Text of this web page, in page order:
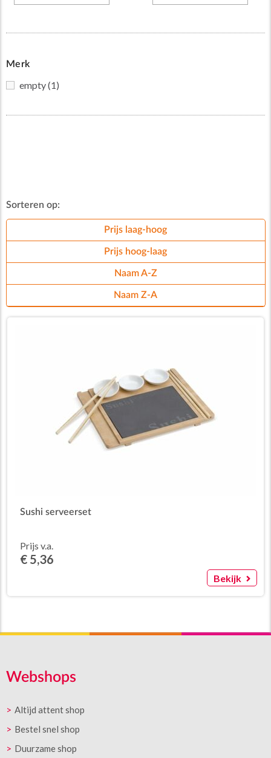
Merk
empty(1)
Sorteren op:
Prijs laag-hoog
Prijs hoog-laag
Naam A-Z
Naam Z-A
Sushi serveerset
Prijs v.a.
€ 5,36
Bekijk
Webshops
Altijd attent shop
Bestel snel shop
Duurzame shop